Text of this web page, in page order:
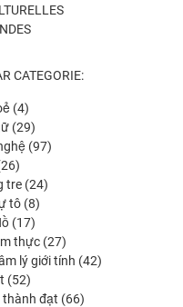
CATEGORIE:
44
produits
2929
produits
9797
2626
produits
tre 2424
tô 88
produits
1717
produits
thực 2727
produits
lý giới tính 4242
5252
produits
thành đạt 6666